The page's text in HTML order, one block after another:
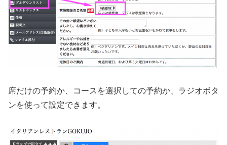
席だけの予約か、コースを選択しての予約か、ラジオボタ
ンを使って設定できます。